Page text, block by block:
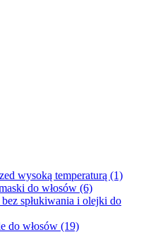
wysoką temperaturą (1)
do włosów (6)
spłukiwania i olejki do
do włosów (19)